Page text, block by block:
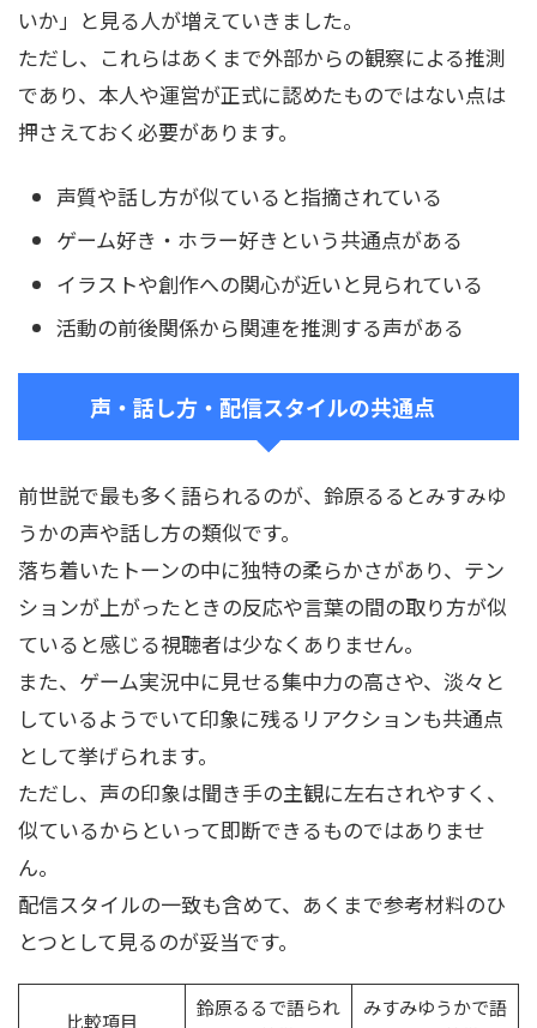
いか」と見る人が増えていきました。
ただし、これらはあくまで外部からの観察による推測
であり、本人や運営が正式に認めたものではない点は
押さえておく必要があります。
声質や話し方が似ていると指摘されている
ゲーム好き・ホラー好きという共通点がある
イラストや創作への関心が近いと見られている
活動の前後関係から関連を推測する声がある
声・話し方・配信スタイルの共通点
前世説で最も多く語られるのが、鈴原るるとみすみゆ
うかの声や話し方の類似です。
落ち着いたトーンの中に独特の柔らかさがあり、テン
ションが上がったときの反応や言葉の間の取り方が似
ていると感じる視聴者は少なくありません。
また、ゲーム実況中に見せる集中力の高さや、淡々と
しているようでいて印象に残るリアクションも共通点
として挙げられます。
ただし、声の印象は聞き手の主観に左右されやすく、
似ているからといって即断できるものではありませ
ん。
配信スタイルの一致も含めて、あくまで参考材料のひ
とつとして見るのが妥当です。
比較項目
鈴原るるで語られ
みすみゆうかで語